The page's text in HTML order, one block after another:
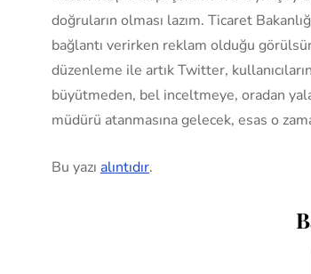
doğruların olması lazım. Ticaret
bağlantı verirken reklam olduğu
düzenleme ile artık Twitter,
büyütmeden, bel inceltmeye, oradan
müdürü atanmasına gelecek, esas o
Bu yazı alıntıdır.